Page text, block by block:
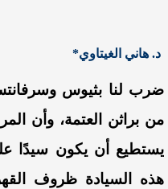
د. هاني الغيتاوي*
ضرب لنا بثيوس
من براثن العتمة، وأن
يستطيع أن يكون سيدًا
هذه السيادة ظروف